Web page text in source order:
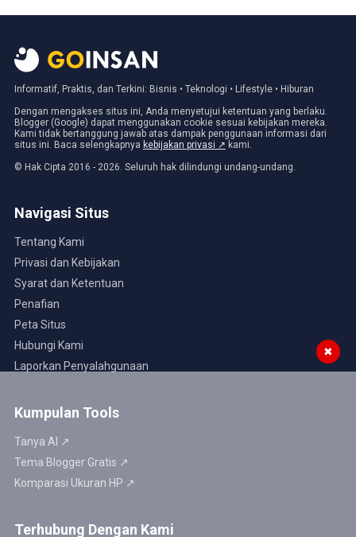
Informatif, Praktis, dan Terkini: Bisnis • Teknologi • Lifestyle • Hiburan
Dengan mengakses situs ini, Anda menyetujui ketentuan yang berlaku.
Blogger (Google) dapat menggunakan cookie sesuai kebijakan mereka.
Kami tidak bertanggung jawab atas dampak penggunaan informasi dari
situs ini. Baca selengkapnya kebijakan privasi ↗ kami.
© Hak Cipta 2016 - 2026. Seluruh hak dilindungi undang-undang.
Navigasi Situs
Tentang Kami
Privasi dan Kebijakan
Syarat dan Ketentuan
Penafian
Peta Situs
Hubungi Kami
Laporkan Penyalahgunaan
Kumpulan Tools
Tanya AI ↗
Tema Blogger Gratis ↗
Komparasi Ukuran HP ↗
Terhubung Dengan Kami
✖